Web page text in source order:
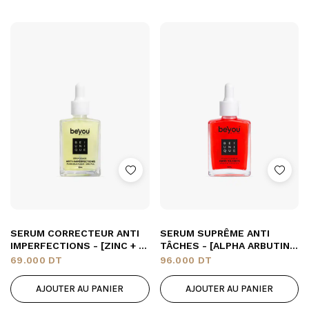
SERUM CORRECTEUR ANTI
IMPERFECTIONS - [ZINC + A.
SALYCILIQUE]
69.000 DT
AJOUTER AU PANIER
SERUM SUPRÊME ANTI
TÂCHES - [ALPHA ARBUTINE
+ VITAMINE C]
96.000 DT
AJOUTER AU PANIER